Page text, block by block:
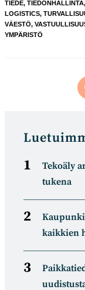
TIEDE, TIEDONHALLINTA,
LOGISTICS,
VÄESTÖ,
YMPÄRISTÖ
Tekoäly
tukena
kaikkien